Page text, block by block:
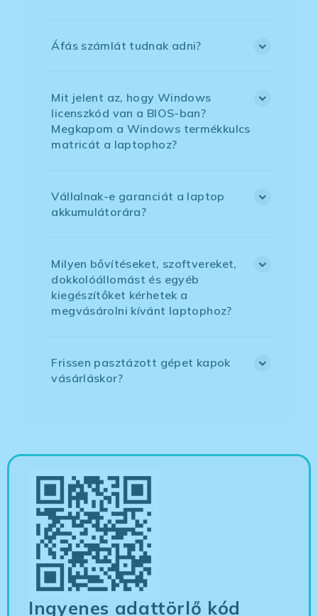
Áfás számlát tudnak adni?
Mit jelent az, hogy Windows
licenszkód van a BIOS-ban?
Megkapom a Windows termékkulcs
matricát a laptophoz?
Vállalnak-e garanciát a laptop
akkumulátorára?
Milyen bővítéseket, szoftvereket,
dokkolóállomást és egyéb
kiegészítőket kérhetek a
megvásárolni kívánt laptophoz?
Frissen pasztázott gépet kapok
vásárláskor?
Ingyenes adattörlő kód